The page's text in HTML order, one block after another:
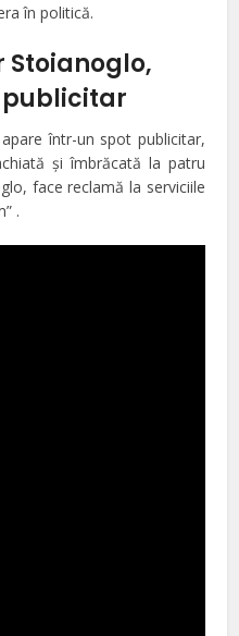
în politică.
Stoianoglo,
publicitar
într-un spot publicitar,
şi îmbrăcată la patru
face reclamă la serviciile
.